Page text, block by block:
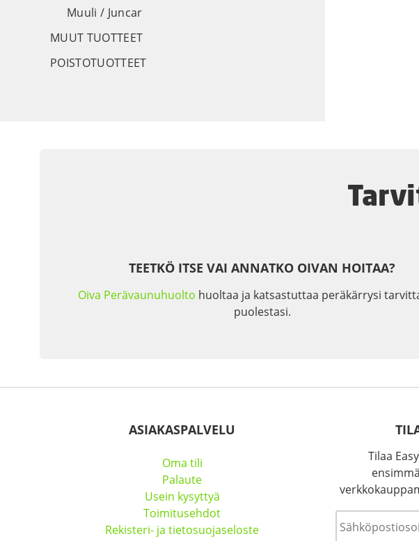
Muuli / Juncar
MUUT TUOTTEET
POISTOTUOTTEET
TEETKÖ ITSE VAI ANNATKO OIVAN HOITAA?
Oiva Perävaunuhuolto huoltaa ja katsastuttaa peräkärrysi
puolestasi.
ASIAKASPALVELU
Oma tili
Palaute
Usein kysyttyä
Toimitusehdot
Rekisteri- ja tietosuojaseloste
Tilaa